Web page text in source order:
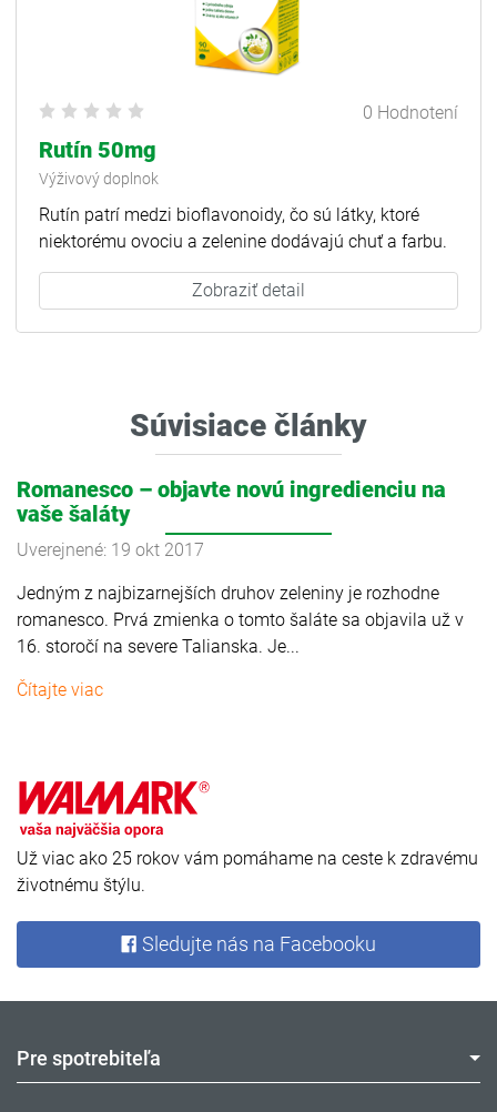
0 Hodnotení
Rutín 50mg
Výživový doplnok
Rutín patrí medzi bioflavonoidy, čo sú látky, ktoré
niektorému ovociu a zelenine dodávajú chuť a farbu.
Zobraziť detail
Súvisiace články
Romanesco – objavte novú ingredienciu na
vaše šaláty
Uverejnené: 19 okt 2017
Jedným z najbizarnejších druhov zeleniny je rozhodne
romanesco. Prvá zmienka o tomto šaláte sa objavila už v
16. storočí na severe Talianska. Je...
Čítajte viac
Už viac ako 25 rokov vám pomáhame na ceste k zdravému
životnému štýlu.
Sledujte nás na Facebooku
Pre spotrebiteľa